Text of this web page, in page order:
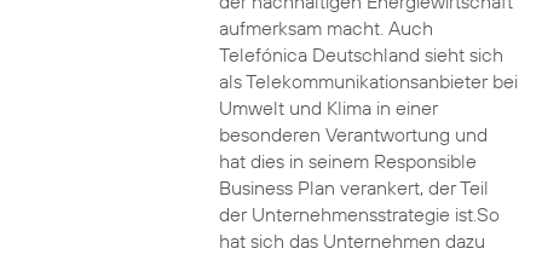
aufmerksam macht. Auch
Telefónica Deutschland sieht sich
als Telekommunikationsanbieter bei
Umwelt und Klima in einer
besonderen Verantwortung und
hat dies in seinem Responsible
Business Plan verankert, der Teil
der Unternehmensstrategie ist.So
hat sich das Unternehmen dazu